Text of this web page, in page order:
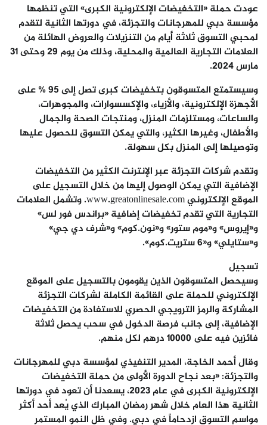
عودت حملة «التخفيضات الإلكترونية الكبرى» التي تنظمها
مؤسسة دبي للمهرجانات والتجزئة، في دورتها الثانية لتقدم
لمحبي التسوق ثلاثة أيام من التنزيلات والعروض الهائلة من
العلامات التجارية العالمية والمحلية، وذلك من يوم 29 وحتى 31
مارس 2024.
وسيستمتع المتسوقون بتخفيضات كبرى تصل إلى 95 % على
الأجهزة الإلكترونية، والأزياء، والإكسسوارات، والمجوهرات،
والساعات، ومستلزمات المنزل، ومنتجات الصحة والجمال
والأطفال، وغيرها الكثير، والتي يمكن التسوق للحصول عليها
وتوصيلها إلى المنزل بكل سهولة.
وتقدم شركات التجزئة عبر الإنترنت الكثير من التخفيضات
الإضافية التي يمكن الوصول إليها من خلال التسجيل على
الموقع الإلكتروني www.greatonlinesale.com. وتشمل العلامات
التجارية التي تقدم تخفيضات إضافية «براندس فور لس»
و«إيروس» و«موم ستور» و«نون.كوم» و«شرف دي جي»
و«ستايلي» و«6 ستريت.كوم».
تسجيل
وسيحصل المتسوقون الذين يقومون بالتسجيل على الموقع
الإلكتروني للحملة على القائمة الكاملة لشركات التجزئة
المشاركة والرمز الترويجي الحصري للاستفادة من التخفيضات
الإضافية، إلى جانب فرصة الدخول في سحب يحصل ثلاثة
فائزين فيه على 10000 درهم لكل منهم.
وقال أحمد الخاجة، المدير التنفيذي لمؤسسة دبي للمهرجانات
والتجزئة: «بعد نجاح الدورة الأولى من حملة التخفيضات
الإلكترونية الكبرى في عام 2023، يسعدنا أن تعود في دورتها
الثانية هذا العام خلال شهر رمضان المبارك الذي يُعد أحد أكثر
مواسم التسوق ازدحاماً في دبي. وفي ظل النمو المستمر